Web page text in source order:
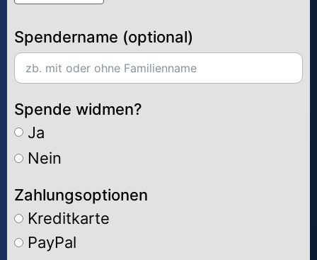
Spendername (optional)
Spende widmen?
Ja
Nein
Zahlungsoptionen
Kreditkarte
PayPal